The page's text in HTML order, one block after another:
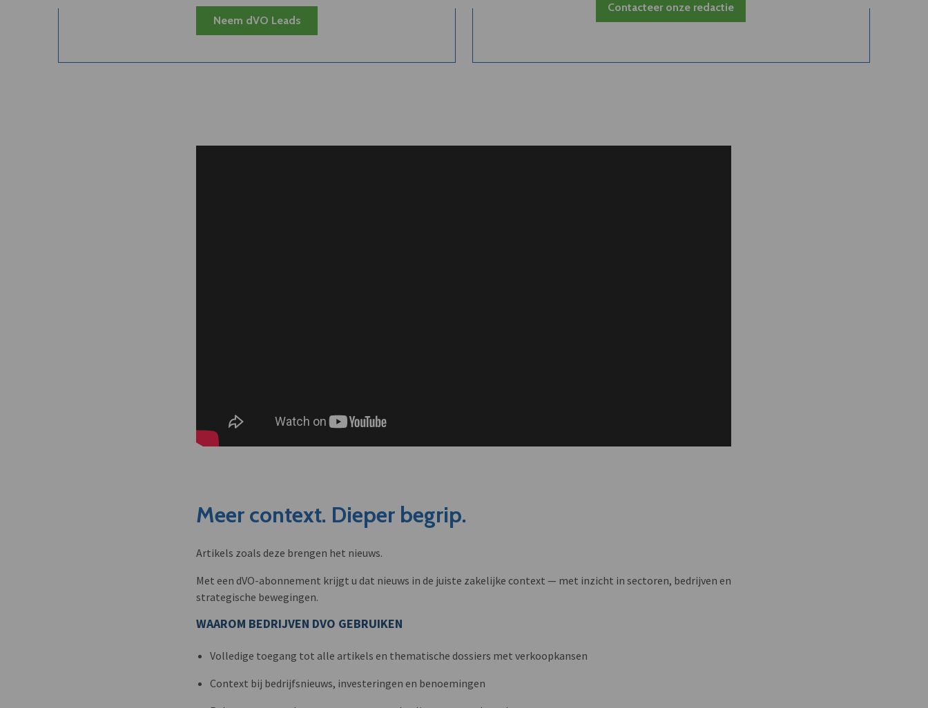
Neem dVO Leads
Contacteer onze redactie
Meer context. Dieper begrip.
Artikels zoals deze brengen het nieuws.
Met een dVO-abonnement krijgt u dat nieuws in de juiste zakelijke context — met inzicht in sectoren, bedrijven en
strategische bewegingen.
WAAROM BEDRIJVEN DVO GEBRUIKEN
Volledige toegang tot alle artikels en thematische dossiers met verkoopkansen
Context bij bedrijfsnieuws, investeringen en benoemingen